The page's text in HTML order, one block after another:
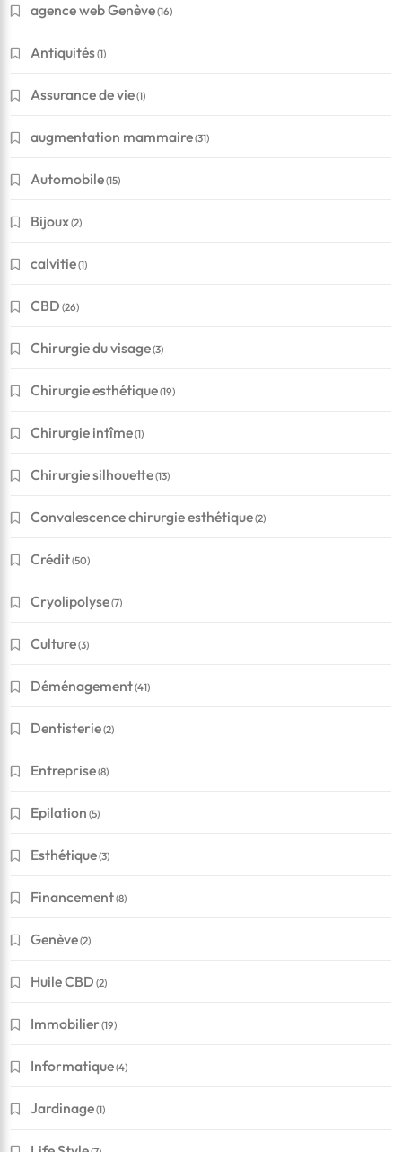
agence web Genève(16)
Antiquités(1)
Assurance de vie(1)
augmentation mammaire(31)
Automobile(15)
Bijoux(2)
calvitie(1)
CBD (26)
Chirurgie du visage(3)
Chirurgie esthétique(19)
Chirurgie intîme(1)
Chirurgie silhouette(13)
Convalescence chirurgie esthétique(2)
Crédit(50)
Cryolipolyse(7)
Culture(3)
Déménagement(41)
Dentisterie(2)
Entreprise(8)
Epilation (5)
Esthétique(3)
Financement(8)
Genève(2)
Huile CBD (2)
Immobilier(19)
Informatique(4)
Jardinage(1)